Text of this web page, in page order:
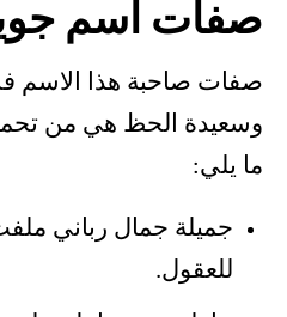
صفات اسم
صفات صاحبة هذا الاسم
وسعيدة الحظ هي من
ما يلي:
جميلة جمال رباني
للعقول.